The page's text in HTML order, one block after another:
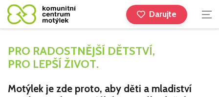
Darujte
PRO RADOSTNĚJŠÍ DĚTSTVÍ,
PRO LEPŠÍ ŽIVOT.
Motýlek je zde proto, aby děti a mladiství